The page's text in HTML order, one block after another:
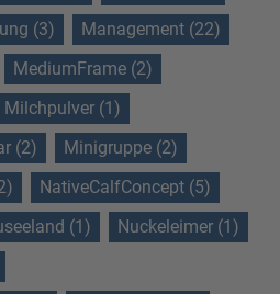
(3)
Management (22)
MediumFrame (2)
Milchpulver (1)
(2)
Minigruppe (2)
NativeCalfConcept (5)
(1)
Nuckeleimer (1)